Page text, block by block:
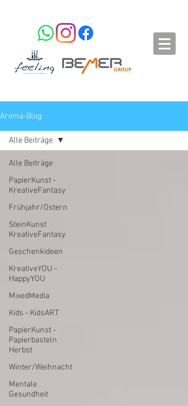
Aroma-Blog
Alle Beiträge
PapierKunst -
KreativeFantasy
Frühjahr/Ostern
SteinKunst
KreativeFantasy
Geschenkideen
KreativeYOU -
HappyYOU
MixedMedia
Kids - KidsART
PapierKunst -
Papierbasteln
Herbst
Winter/Weihnacht
Mentale
Gesundheit
Alle Beiträge